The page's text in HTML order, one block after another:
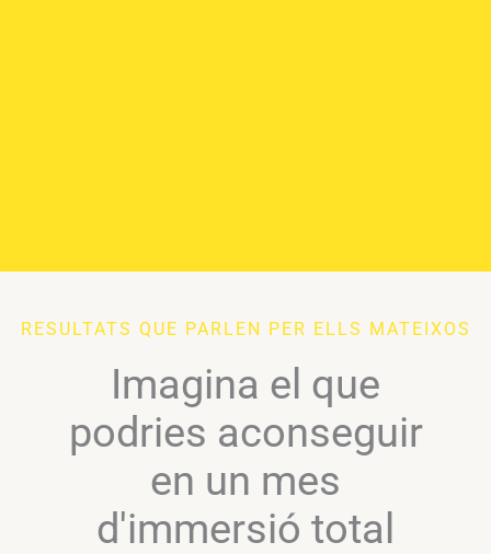
RESULTATS QUE PARLEN PER ELLS MATEIXOS
Imagina el que
podries aconseguir
en un mes
d'immersió total